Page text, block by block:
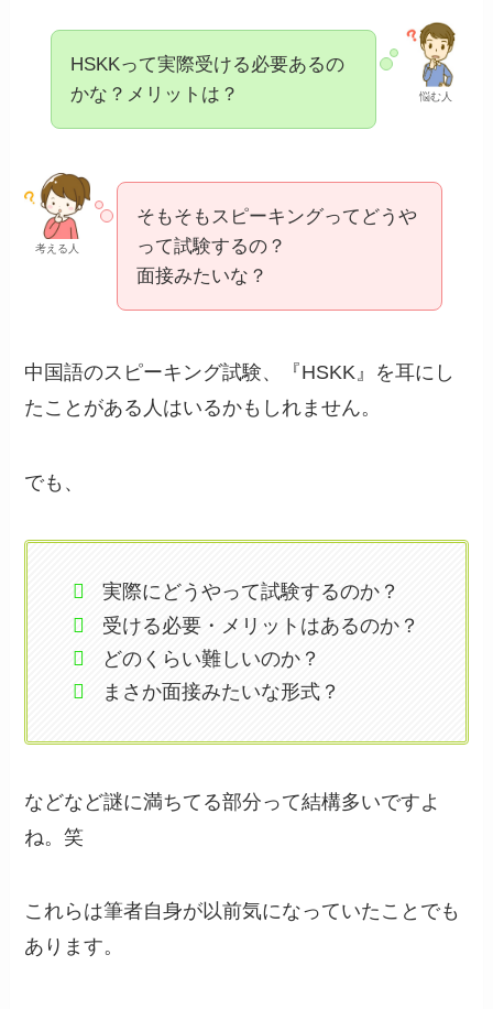
悩む人
HSKKって実際受ける必要あるの
かな？メリットは？
考える人
そもそもスピーキングってどうや
って試験するの？
面接みたいな？
中国語のスピーキング試験、『HSKK』を耳にし
たことがある人はいるかもしれません。
でも、
実際にどうやって試験するのか？
受ける必要・メリットはあるのか？
どのくらい難しいのか？
まさか面接みたいな形式？
などなど謎に満ちてる部分って結構多いですよ
ね。笑
これらは筆者自身が以前気になっていたことでも
あります。